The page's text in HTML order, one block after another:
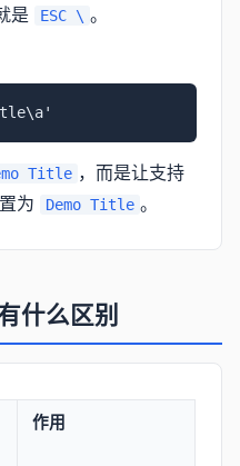
是 ESC \ 。
Title ，而是让支持
为
Demo Title 。
什么区别
作用